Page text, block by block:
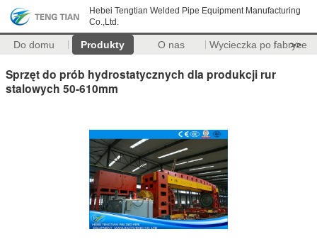
Hebei Tengtian Welded Pipe Equipment Manufacturing
Co.,Ltd.
Do domu Produkty O nas Wycieczka po fabryce
>>
Sprzęt do prób hydrostatycznych dla produkcji rur
stalowych 50-610mm